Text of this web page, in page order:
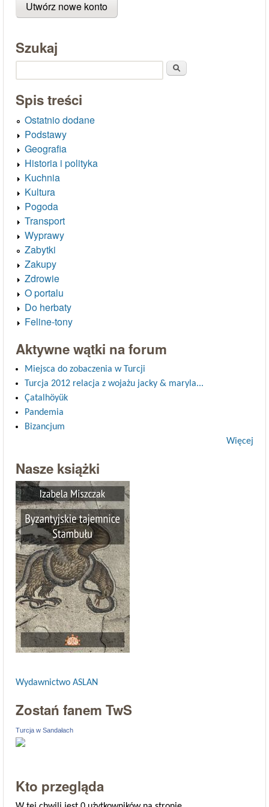
Szukaj
Spis treści
Ostatnio dodane
Podstawy
Geografia
Historia i polityka
Kuchnia
Kultura
Pogoda
Transport
Wyprawy
Zabytki
Zakupy
Zdrowie
O portalu
Do herbaty
Feline-tony
Aktywne wątki na forum
Miejsca do zobaczenia w Turcji
Turcja 2012 relacja z wojażu jacky & maryla...
Çatalhöyük
Pandemia
Bizancjum
Więcej
Nasze książki
Wydawnictwo ASLAN
Zostań fanem TwS
Turcja w Sandałach
Kto przegląda